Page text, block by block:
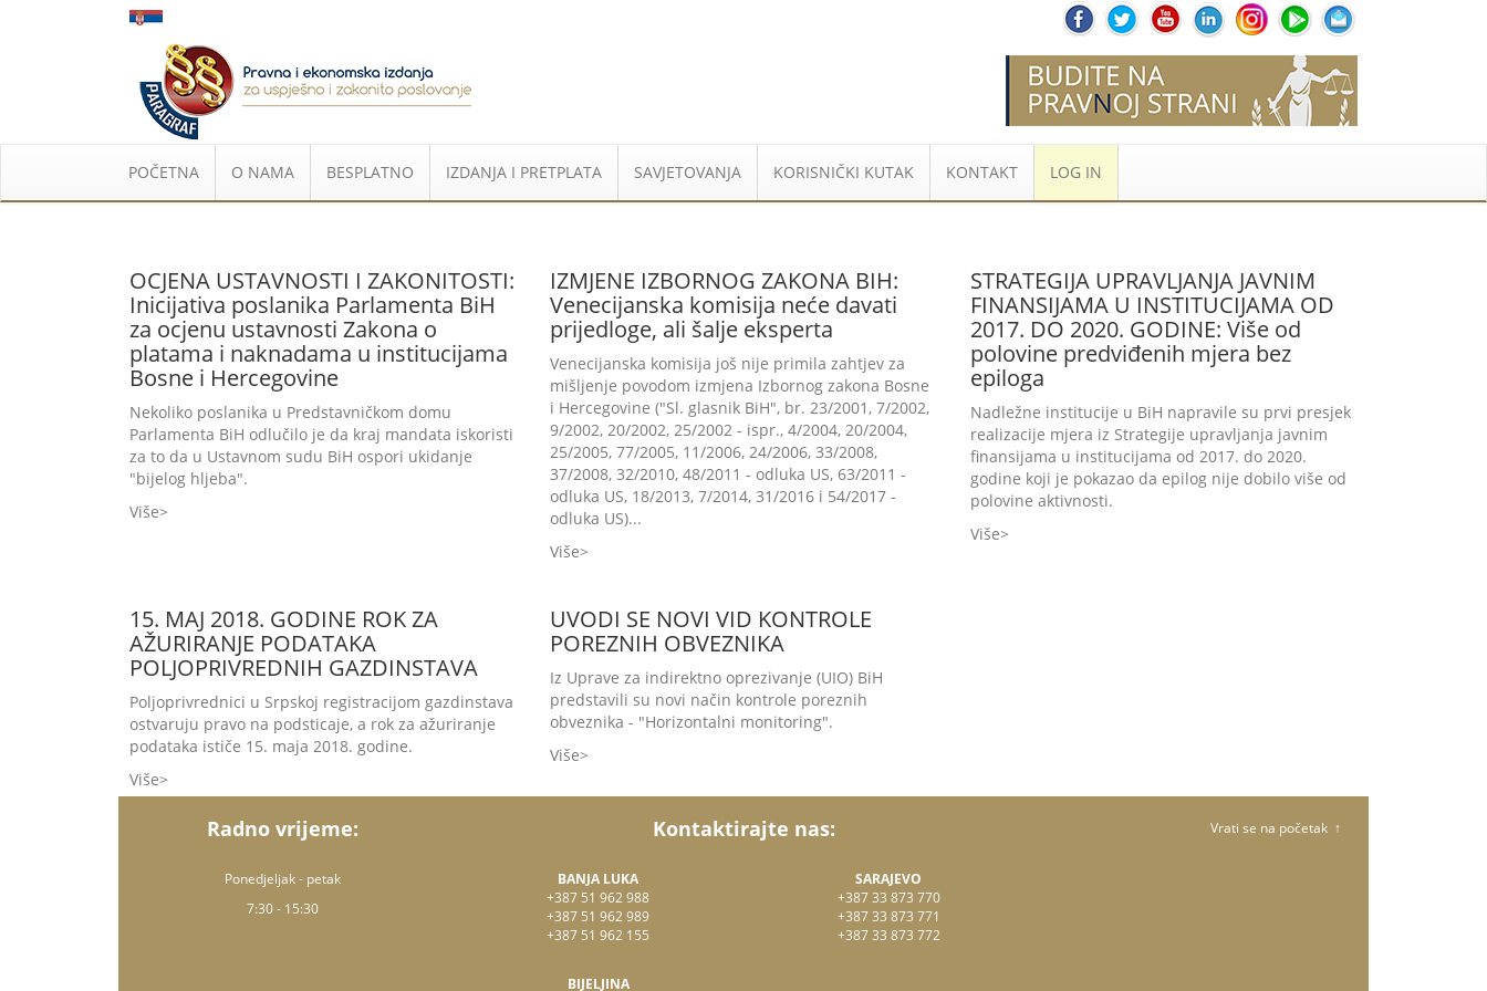
POČETNA O NAMA BESPLATNO IZDANJA I PRETPLATA SAVJETOVANJA KORISNIČKI KUTAK KONTAKT LOG IN
OCJENA USTAVNOSTI I ZAKONITOSTI:
Inicijativa poslanika Parlamenta BiH
za ocjenu ustavnosti Zakona o
platama i naknadama u institucijama
Bosne i Hercegovine
Nekoliko poslanika u Predstavničkom domu
Parlamenta BiH odlučilo je da kraj mandata iskoristi
za to da u Ustavnom sudu BiH ospori ukidanje
"bijelog hljeba".
Više
IZMJENE IZBORNOG ZAKONA BIH:
Venecijanska komisija neće davati
prijedloge, ali šalje eksperta
Venecijanska komisija još nije primila zahtjev za
mišljenje povodom izmjena Izbornog zakona Bosne
i Hercegovine ("Sl. glasnik BiH", br. 23/2001, 7/2002,
9/2002, 20/2002, 25/2002 - ispr., 4/2004, 20/2004,
25/2005, 77/2005, 11/2006, 24/2006, 33/2008,
37/2008, 32/2010, 48/2011 - odluka US, 63/2011 -
odluka US, 18/2013, 7/2014, 31/2016 i 54/2017 -
odluka US)...
Više
STRATEGIJA UPRAVLJANJA JAVNIM
FINANSIJAMA U INSTITUCIJAMA OD
2017. DO 2020. GODINE: Više od
polovine predviđenih mjera bez
epiloga
Nadležne institucije u BiH napravile su prvi presjek
realizacije mjera iz Strategije upravljanja javnim
finansijama u institucijama od 2017. do 2020.
godine koji je pokazao da epilog nije dobilo više od
polovine aktivnosti.
Više
15. MAJ 2018. GODINE ROK ZA
AŽURIRANJE PODATAKA
POLJOPRIVREDNIH GAZDINSTAVA
Poljoprivrednici u Srpskoj registracijom gazdinstava
ostvaruju pravo na podsticaje, a rok za ažuriranje
podataka ističe 15. maja 2018. godine.
Više
UVODI SE NOVI VID KONTROLE
POREZNIH OBVEZNIKA
Iz Uprave za indirektno oprezivanje (UIO) BiH
predstavili su novi način kontrole poreznih
obveznika - "Horizontalni monitoring".
Više
Radno vrijeme:
Ponedjeljak - petak
7:30 - 15:30
Kontaktirajte nas:
BANJA LUKA
+387 51 962 988
+387 51 962 989
+387 51 962 155
BIJELJINA
SARAJEVO
+387 33 873 770
+387 33 873 771
+387 33 873 772
Vrati se na početak ↑